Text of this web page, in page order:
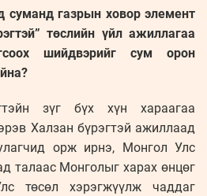
суманд газрын ховор элемент
төслийн үйл ажиллагаа
шийдвэрийг сум орон
зүг бүх хүн хараагаа
Халзан бүрэгтэй ажиллаад
орж ирнэ, Монгол Улс
талаас Монголыг харах өнцөг
төсөл хэрэгжүүлж чаддаг